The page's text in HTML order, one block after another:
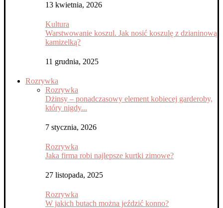
13 kwietnia, 2026
Kultura
Warstwowanie koszul. Jak nosić koszulę z dzianinową
kamizelką?
11 grudnia, 2025
Rozrywka
Rozrywka
Dżinsy – ponadczasowy element kobiecej garderoby,
który nigdy...
7 stycznia, 2026
Rozrywka
Jaka firma robi najlepsze kurtki zimowe?
27 listopada, 2025
Rozrywka
W jakich butach można jeździć konno?